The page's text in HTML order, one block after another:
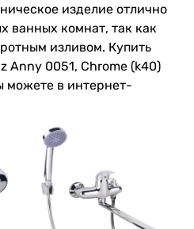
изделие отлично
ванных комнат, так как
изливом. Купить
Anny 0051, Chrome (k40)
можете в интернет-